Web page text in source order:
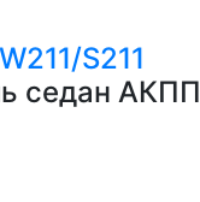
W211/S211
седан АКПП